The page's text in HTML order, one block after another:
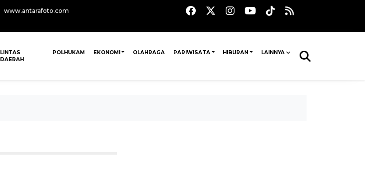
www.antarafoto.com
LINTAS
DAERAH
POLHUKAM EKONOMI OLAHRAGA PARIWISATA HIBURAN LAINNYA